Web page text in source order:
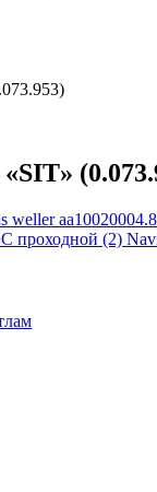
проходной (2)